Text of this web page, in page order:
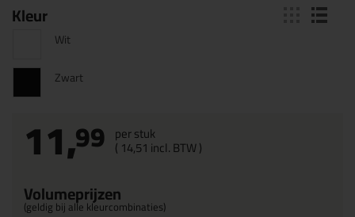
Kleur
Wit
Zwart
11,99 per stuk
( 14,51 incl. BTW )
Volumeprijzen
(geldig bij alle kleurcombinaties)